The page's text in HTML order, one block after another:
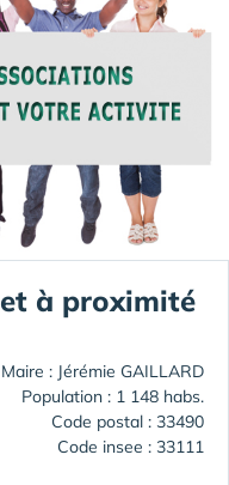
et à proximité
Maire : Jérémie GAILLARD
Population : 1 148 habs.
Code postal : 33490
Code insee : 33111